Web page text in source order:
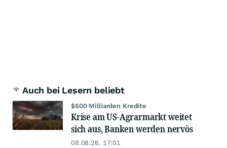
Auch bei Lesern beliebt
$600 Milliarden Kredite
Krise am US-Agrarmarkt weitet
sich aus, Banken werden nervös
08.08.26, 17:01